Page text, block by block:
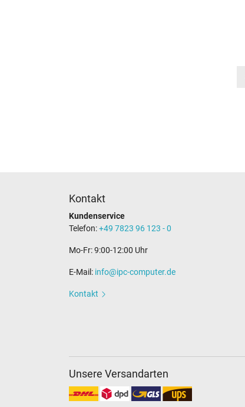
Kontakt
Kundenservice
Telefon:+49 7823 96 123 - 0
Mo-Fr: 9:00-12:00 Uhr
E-Mail: info@ipc-computer.de
Kontakt
Unsere Versandarten